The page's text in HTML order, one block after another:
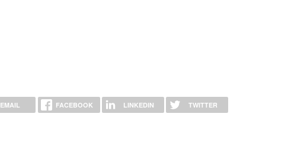
EMAIL FACEBOOK LINKEDIN TWITTER